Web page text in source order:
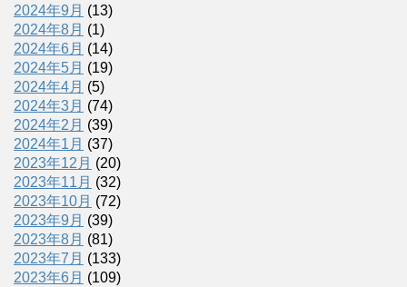
2024年9月 (13)
2024年8月 (1)
2024年6月 (14)
2024年5月 (19)
2024年4月 (5)
2024年3月 (74)
2024年2月 (39)
2024年1月 (37)
2023年12月 (20)
2023年11月 (32)
2023年10月 (72)
2023年9月 (39)
2023年8月 (81)
2023年7月 (133)
2023年6月 (109)